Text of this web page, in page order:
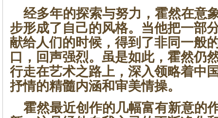
经多年的探索与努力，霍然在意
步形成了自己的风格。当他把一部
献给人们的时候，得到了非同一般
口，回声强烈。虽是如此，霍然仍
行走在艺术之路上，深入领略着中
抒情的精髓内涵和审美情操。
霍然最近创作的几幅富有新意的